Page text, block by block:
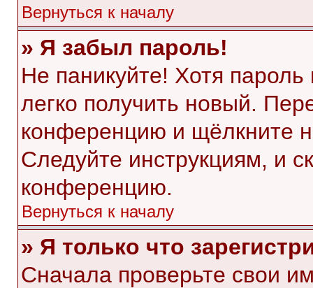
Вернуться к началу
» Я забыл пароль!
Не паникуйте! Хотя
легко получить новый.
конференцию и щёлкните
Следуйте инструкциям, и
конференцию.
Вернуться к началу
» Я только что
Сначала проверьте свои